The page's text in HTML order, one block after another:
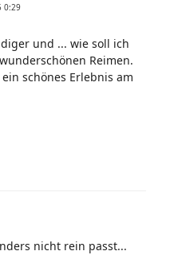
0:29
und ... wie soll ich
Reimen.
schönes Erlebnis am
nicht rein passt...